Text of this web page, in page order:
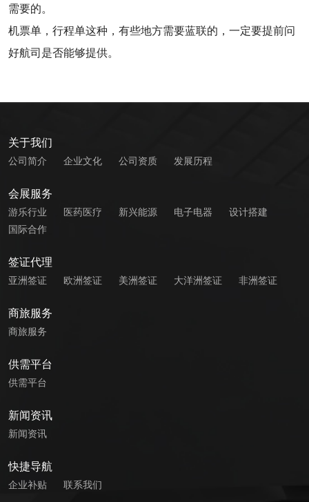
需要的。
机票单，行程单这种，有些地方需要蓝联的，一定要提前问
好航司是否能够提供。
关于我们
公司简介 企业文化 公司资质 发展历程
会展服务
游乐行业 医药医疗 新兴能源 电子电器
设计搭建
国际合作
签证代理
亚洲签证 欧洲签证 美洲签证 大洋洲签证 非洲签证
商旅服务
商旅服务
供需平台
供需平台
新闻资讯
新闻资讯
快捷导航
企业补贴 联系我们